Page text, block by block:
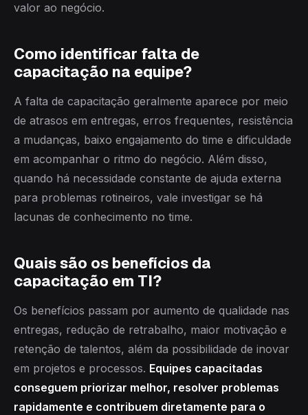
valor ao negócio.
Como identificar falta de
capacitação na equipe?
A falta de capacitação geralmente aparece por meio
de atrasos em entregas, erros frequentes, resistência
a mudanças, baixo engajamento do time e dificuldade
em acompanhar o ritmo do negócio. Além disso,
quando há necessidade constante de ajuda externa
para problemas rotineiros, vale investigar se há
lacunas de conhecimento no time.
Quais são os benefícios da
capacitação em TI?
Os benefícios passam por aumento de qualidade nas
entregas, redução de retrabalho, maior motivação e
retenção de talentos, além da possibilidade de inovar
em projetos e processos. Equipes capacitadas
conseguem priorizar melhor, resolver problemas
rapidamente e contribuem diretamente para o